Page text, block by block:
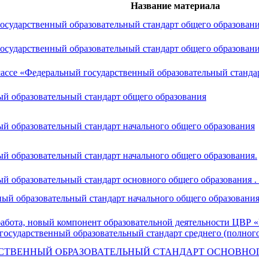
Название материала
образовательный стандарт общего
образовательный стандарт общего
«Федеральный государственный образовательный
образовательный стандарт общего образования
образовательный стандарт начального общего образования
образовательный стандарт начального общего образования.
образовательный стандарт основного общего образования .
образовательный стандарт начального общего
новый компонент образовательной деятельности
образовательный стандарт среднего
ОБРАЗОВАТЕЛЬНЫЙ СТАНДАРТ